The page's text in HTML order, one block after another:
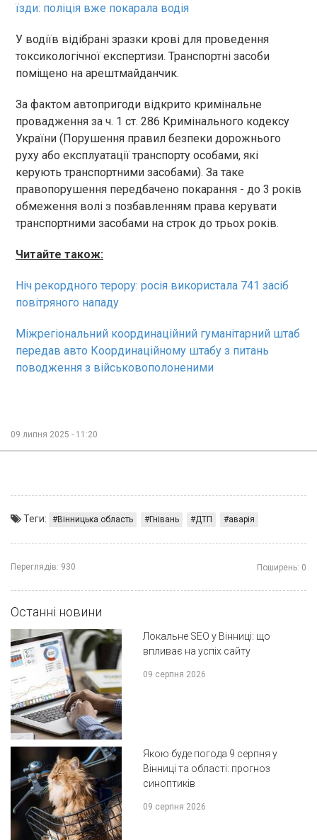
їзди: поліція вже покарала водія
У водіїв відібрані зразки крові для проведення
токсикологічної експертизи. Транспортні засоби
поміщено на арештмайданчик.
За фактом автопригоди відкрито кримінальне
провадження за ч. 1 ст. 286 Кримінального кодексу
України (Порушення правил безпеки дорожнього
руху або експлуатації транспорту особами, які
керують транспортними засобами). За таке
правопорушення передбачено покарання - до 3 років
обмеження волі з позбавленням права керувати
транспортними засобами на строк до трьох років.
Читайте також:
Ніч рекордного терору: росія використала 741 засіб
повітряного нападу
Міжрегіональний координаційний гуманітарний штаб
передав авто Координаційному штабу з питань
поводження з військовополоненими
09 липня 2025 - 11:20
Теги: Вінницька область Гнівань ДТП аварія
Переглядів: 930 Поширень: 0
Останні новини
Локальне SEO у Вінниці: що
впливає на успіх сайту
09 серпня 2026
Якою буде погода 9 серпня у
Вінниці та області: прогноз
синоптиків
09 серпня 2026